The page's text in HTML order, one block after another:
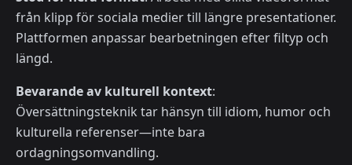
från klipp för sociala medier till längre presentationer.
Plattformen anpassar bearbetningen efter filtyp och
längd.
Bevarande av kulturell kontext:
Översättningsteknik tar hänsyn till idiom, humor och
kulturella referenser—inte bara
ordagningsomvandling.